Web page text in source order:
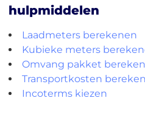
hulpmiddelen
Laadmeters berekenen
Kubieke meters
Omvang pakket
Transportkosten
Incoterms kiezen